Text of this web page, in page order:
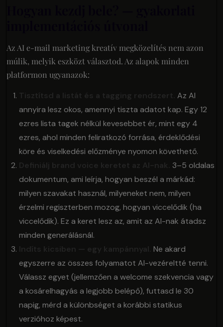
Az AI e-mail marketing kreatív megközelítés nem azon
múlik, melyik eszközt választod. Az alapok minden
platformon ugyanazok:
Tisztítsd a listát és a tagging rendszert.
Az AI
annyira lesz okos, amennyi tiszta adatot kap. Egy 12
ezres lista tagek nélkül kevesebbet ér, mint egy 4
ezres, ahol minden feliratkozó forrása, érdeklődési
köre és viselkedési előzménye nyomon követhető.
Definiálj brand voice keretet az AI-nak. 3–5 oldalas
dokumentum, ami leírja, hogyan beszél a márkád:
milyen szavakat használ, milyeneket nem, milyen
érzelmi regiszterben mozog, hogyan viccelődik (ha
viccelődik). Ez a keret lesz az, amit az AI-nak átadsz
minden generálásnál.
Indíts kicsiben — egy kampánnyal.
Ne akard
egyszerre az összes folyamatot AI-vezéreltté tenni.
Válassz egyet (jellemzően a welcome szekvencia vagy
a kosárelhagyás a legjobb belépő), futtasd le 30
napig, mérd a különbséget a korábbi statikus
verzióhoz képest.